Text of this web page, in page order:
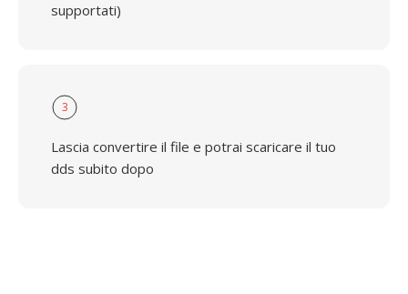
supportati)
3
Lascia convertire il file e potrai scaricare il tuo
dds subito dopo